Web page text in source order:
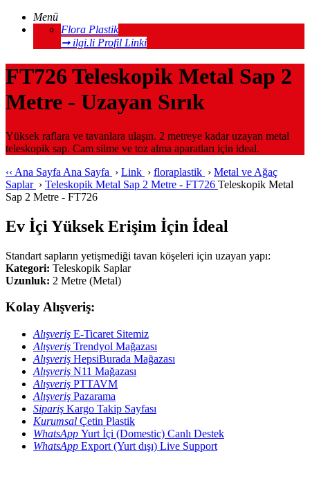
Menü
Flora Plastik
➞ ilgi.li Profil Linki
FT726 Teleskopik Metal Sap 2
Metre - Uzayan Sırık
Yüksek raflara ve tavanlara ulaşın. 2 metreye kadar uzayan metal
teleskopik sap. Cam silme ve toz alma aparatları için ideal.
‹‹ Ana Sayfa Ana Sayfa › Link › floraplastik › Metal ve Ağaç
Saplar › Teleskopik Metal Sap 2 Metre - FT726 Teleskopik Metal
Sap 2 Metre - FT726
Ev İçi Yüksek Erişim İçin İdeal
Standart sapların yetişmediği tavan köşeleri için uzayan yapı:
Kategori: Teleskopik Saplar
Uzunluk: 2 Metre (Metal)
Kolay Alışveriş:
Alışveriş E-Ticaret Sitemiz
Alışveriş Trendyol Mağazası
Alışveriş HepsiBurada Mağazası
Alışveriş N11 Mağazası
Alışveriş PTTAVM
Alışveriş Pazarama
Sipariş Kargo Takip Sayfası
Kurumsal Çetin Plastik
WhatsApp Yurt İçi (Domestic) Canlı Destek
WhatsApp Export (Yurt dışı) Live Support